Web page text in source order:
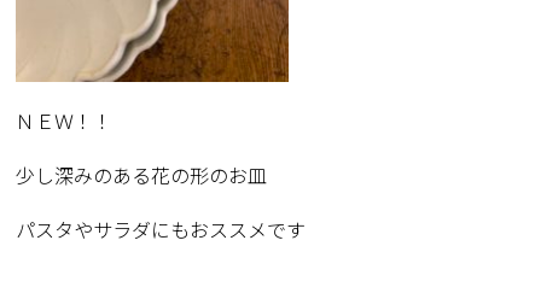
ＮＥＷ！！
少し深みのある花の形のお皿
パスタやサラダにもおススメです